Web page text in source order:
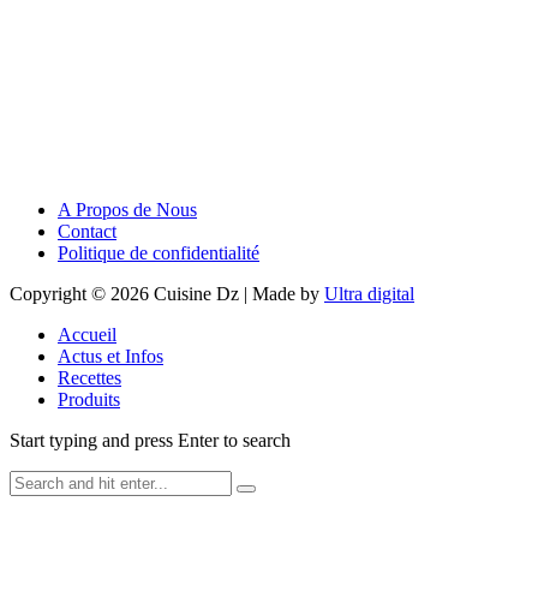
A Propos de Nous
Contact
Politique de confidentialité
Copyright © 2026 Cuisine Dz | Made by Ultra digital
Accueil
Actus et Infos
Recettes
Produits
Start typing and press Enter to search